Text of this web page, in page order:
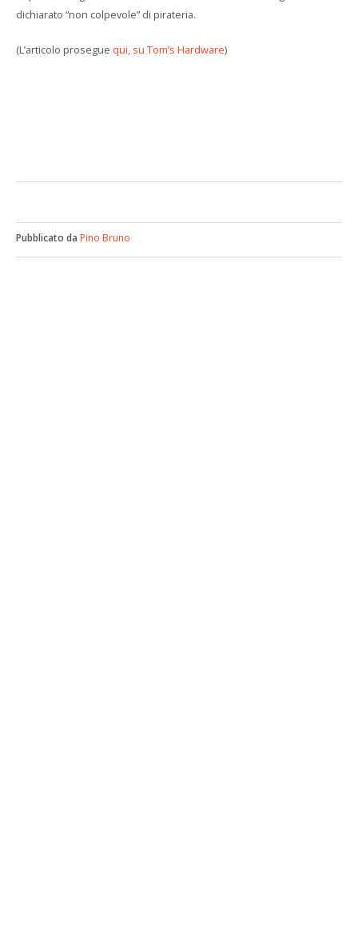
dichiarato “non colpevole” di pirateria.
(L’articolo prosegue qui, su Tom’s Hardware)
Pubblicato da Pino Bruno